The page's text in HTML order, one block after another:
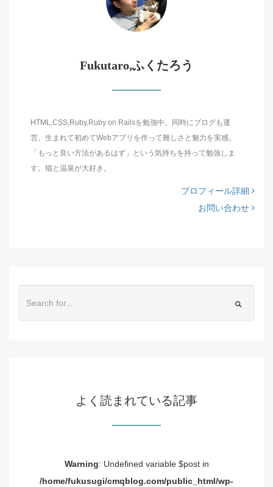
Fukutaro,ふくたろう
HTML,CSS,Ruby,Ruby on Railsを勉強中。同時にブログも運
営。生まれて初めてWebアプリを作って難しさと魅力を実感。
「もっと良い方法があるはず」という気持ちを持って勉強しま
す。猫と温泉が大好き。
プロフィール詳細
お問い合わせ
よく読まれている記事
Warning: Undefined variable $post in
/home/fukusugi/cmqblog.com/public_html/wp-